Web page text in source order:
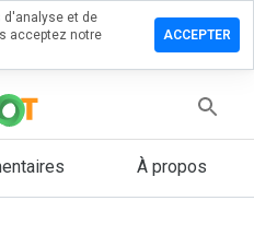
À propos
d'analyse et de
acceptez notre
ACCEPTER